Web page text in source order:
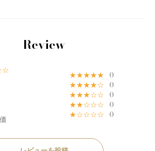
Review
★★★★★ 0
★★★★☆ 0
★★★☆☆ 0
★★☆☆☆ 0
★☆☆☆☆ 0